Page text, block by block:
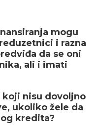
mogu
i razna
da se oni
ali i imati
nisu dovoljno
ukoliko žele da
kredita?